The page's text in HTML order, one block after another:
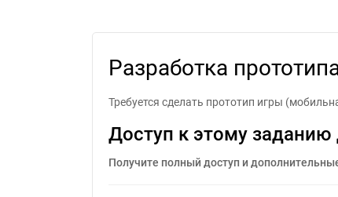
Разработка
Требуется сделать прототип игры
Доступ к этому заданию
Получите полный доступ и